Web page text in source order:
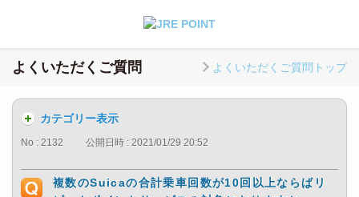
よくいただくご質問 よくいただくご質問トップ
カテゴリー表示
No : 2132 公開日時 : 2021/01/29 20:52
複数のSuicaの合計乗車回数が10回以上ならばリ